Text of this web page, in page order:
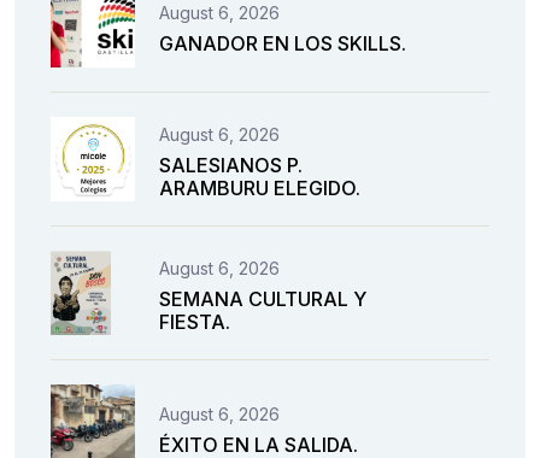
August 6, 2026
GANADOR EN LOS SKILLS.
August 6, 2026
SALESIANOS P.
ARAMBURU ELEGIDO.
August 6, 2026
SEMANA CULTURAL Y
FIESTA.
August 6, 2026
ÉXITO EN LA SALIDA.